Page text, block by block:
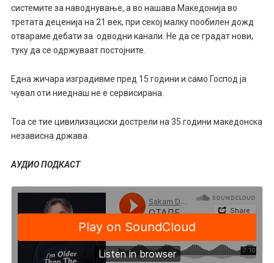
системите за наводнување, а во нашава Македонија во
третата деценија на 21 век, при секој малку пообилен дожд
отвараме дебати за одводни канали. Не да се градат нови,
туку да се одржуваат постојните.
Една жичара изградивме пред 15 години и само Господ ја
чувал оти ниеднаш не е сервисирана.
Тоа се тие цивилизациски дострели на 35 години македонска
независна држава.
АУДИО ПОДКАСТ